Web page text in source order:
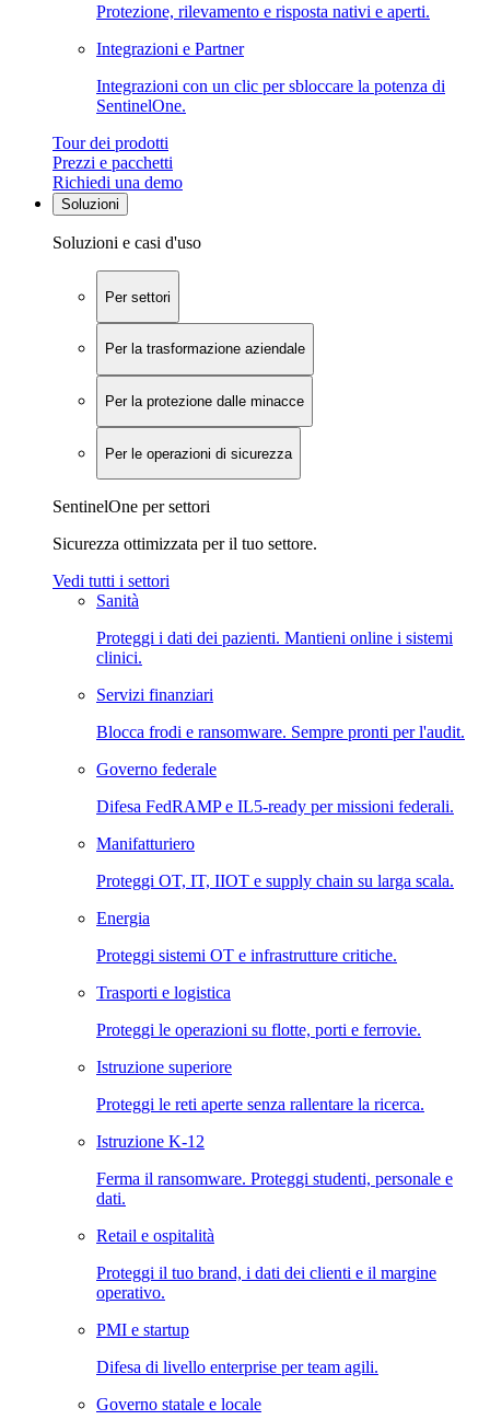
Protezione, rilevamento e risposta nativi e aperti.
Integrazioni e Partner
Integrazioni con un clic per sbloccare la potenza di
SentinelOne.
Tour dei prodotti
Prezzi e pacchetti
Richiedi una demo
Soluzioni
Soluzioni e casi d'uso
Per settori
Per la trasformazione aziendale
Per la protezione dalle minacce
Per le operazioni di sicurezza
SentinelOne per settori
Sicurezza ottimizzata per il tuo settore.
Vedi tutti i settori
Sanità
Proteggi i dati dei pazienti. Mantieni online i sistemi
clinici.
Servizi finanziari
Blocca frodi e ransomware. Sempre pronti per l'audit.
Governo federale
Difesa FedRAMP e IL5-ready per missioni federali.
Manifatturiero
Proteggi OT, IT, IIOT e supply chain su larga scala.
Energia
Proteggi sistemi OT e infrastrutture critiche.
Trasporti e logistica
Proteggi le operazioni su flotte, porti e ferrovie.
Istruzione superiore
Proteggi le reti aperte senza rallentare la ricerca.
Istruzione K-12
Ferma il ransomware. Proteggi studenti, personale e
dati.
Retail e ospitalità
Proteggi il tuo brand, i dati dei clienti e il margine
operativo.
PMI e startup
Difesa di livello enterprise per team agili.
Governo statale e locale